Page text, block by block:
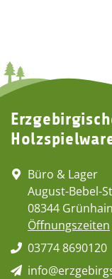
Büro & Lager
August-Bebel-
08344
Öffnungszeiten
03774 8690120